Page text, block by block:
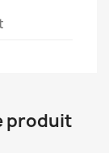
produit